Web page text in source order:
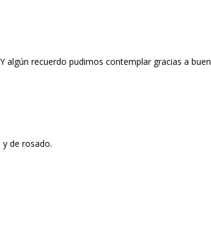
algún recuerdo pudimos contemplar gracias a buen
de rosado.